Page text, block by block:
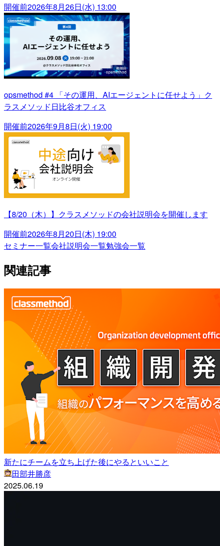
開催前2026年8月26日(水) 13:00
opsmethod #4 「その運用、AIエージェントに任せよう」ク
ラスメソッド日比谷オフィス
開催前2026年9月8日(火) 19:00
【8/20（木）】クラスメソッドの会社説明会を開催します
開催前2026年8月20日(木) 19:00
セミナー一覧会社説明会一覧勉強会一覧
関連記事
新たにチームを立ち上げた後にやるといいこと
田部井勝彦
2025.06.19